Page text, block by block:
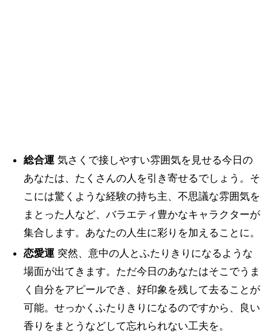
総合運気さくで接しやすい雰囲気を見せる今日の
あなたは、たくさんの人を引き寄せるでしょう。そ
こには驚くような経験の持ち主、不思議な雰囲気を
まとった人など、バラエティ豊かなキャラクターが
集合します。あなたの人生に彩りを加えることに。
恋愛運突然、意中の人とふたりきりになるような
場面が出てきます。ただ今日のあなたはそこでうま
く自分をアピールでき、好印象を残して去ることが
可能。せっかくふたりきりになるのですから、良い
香りをまとうなどして忘れられない工夫を。